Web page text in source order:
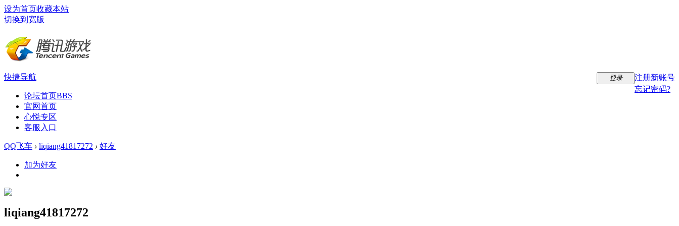
设为首页收藏本站
切换到宽版
登录
注册新账号
忘记密码?
快捷导航
论坛首页BBS
官网首页
心悦专区
客服入口
QQ飞车 › liqiang41817272 › 好友
加为好友
liqiang41817272